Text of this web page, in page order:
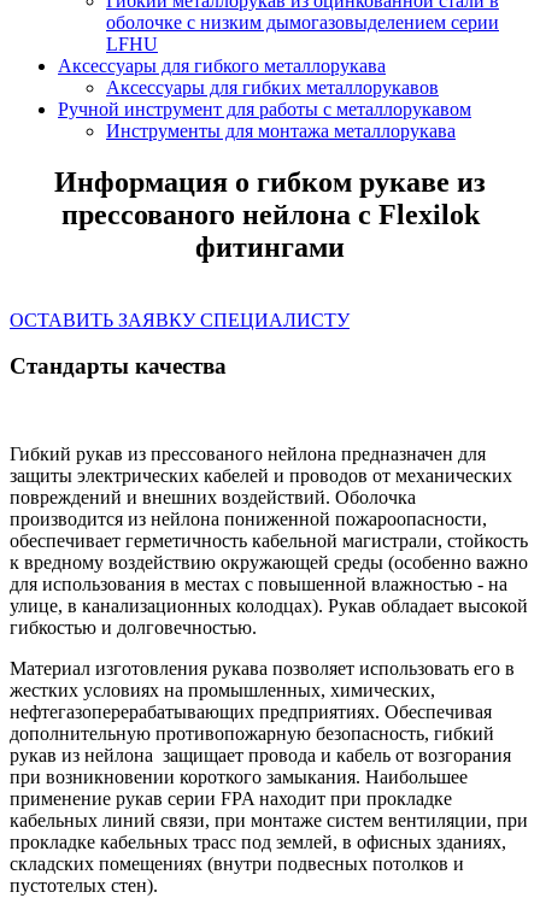
оболочке с низким дымогазовыделением серии
LFHU
Аксессуары для гибкого металлорукава
Аксессуары для гибких металлорукавов
Ручной инструмент для работы с металлорукавом
Инструменты для монтажа металлорукава
Информация о гибком рукаве из
прессованого нейлона с Flexilok
фитингами
ОСТАВИТЬ ЗАЯВКУ СПЕЦИАЛИСТУ
Стандарты качества
Гибкий рукав из прессованого нейлона предназначен для
защиты электрических кабелей и проводов от механических
повреждений и внешних воздействий. Оболочка
производится из нейлона пониженной пожароопасности,
обеспечивает герметичность кабельной магистрали, стойкость
к вредному воздействию окружающей среды (особенно важно
для использования в местах с повышенной влажностью - на
улице, в канализационных колодцах). Рукав обладает высокой
гибкостью и долговечностью.
Материал изготовления рукава позволяет использовать его в
жестких условиях на промышленных, химических,
нефтегазоперерабатывающих предприятиях. Обеспечивая
дополнительную противопожарную безопасность, гибкий
рукав из нейлона защищает провода и кабель от возгорания
при возникновении короткого замыкания. Наибольшее
применение рукав серии FPA находит при прокладке
кабельных линий связи, при монтаже систем вентиляции, при
прокладке кабельных трасс под землей, в офисных зданиях,
складских помещениях (внутри подвесных потолков и
пустотелых стен).